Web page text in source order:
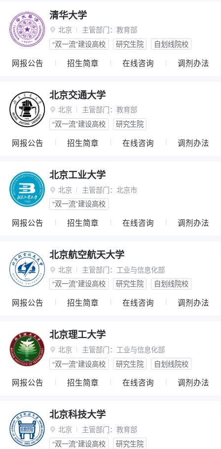
清华大学
 北京 主管部门： 教育部
“双一流”建设高校
研究生院 自划线院校
网报公告 招生简章 在线咨询 调剂办法
北京交通大学
 北京 主管部门： 教育部
“双一流”建设高校
研究生院
网报公告 招生简章 在线咨询 调剂办法
北京工业大学
 北京 主管部门： 北京市
“双一流”建设高校
网报公告 招生简章 在线咨询 调剂办法
北京航空航天大学
 北京 主管部门： 工业与信息化部
“双一流”建设高校
研究生院 自划线院校
网报公告 招生简章 在线咨询 调剂办法
北京理工大学
 北京 主管部门： 工业与信息化部
“双一流”建设高校
研究生院 自划线院校
网报公告 招生简章 在线咨询 调剂办法
北京科技大学
 北京 主管部门： 教育部
“双一流”建设高校
研究生院